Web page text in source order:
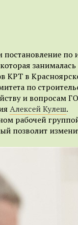
по
занималась
КРТ в
по
и вопросам ГО
Алексей Кулеш.
рабочей
позволит